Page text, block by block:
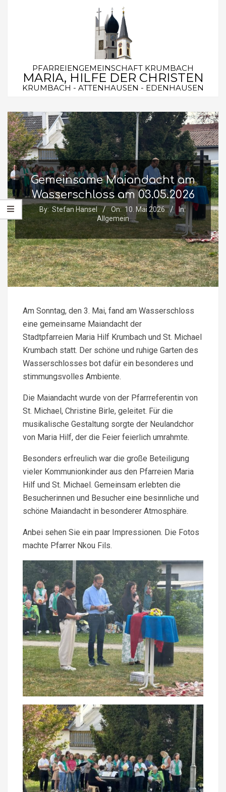
PFARREIENGEMEINSCHAFT KRUMBACH
MARIA, HILFE DER CHRISTEN
KRUMBACH - ATTENHAUSEN - EDENHAUSEN
Secondary
Navigation
Menu
Gemeinsame Maiandacht am
Wasserschloss am 03.05.2026
By: Stefan Hansel On: 10. Mai 2026
In:
Allgemein
Am Sonntag, den 3. Mai, fand am Wasserschloss
eine gemeinsame Maiandacht der
Stadtpfarreien Maria Hilf Krumbach und St. Michael
Krumbach statt. Der schöne und ruhige Garten des
Wasserschlosses bot dafür ein besonderes und
stimmungsvolles Ambiente.
Die Maiandacht wurde von der Pfarrreferentin von
St. Michael, Christine Birle, geleitet. Für die
musikalische Gestaltung sorgte der Neulandchor
von Maria Hilf, der die Feier feierlich umrahmte.
Besonders erfreulich war die große Beteiligung
vieler Kommunionkinder aus den Pfarreien Maria
Hilf und St. Michael. Gemeinsam erlebten die
Besucherinnen und Besucher eine besinnliche und
schöne Maiandacht in besonderer Atmosphäre.
Anbei sehen Sie ein paar Impressionen. Die Fotos
machte Pfarrer Nkou Fils.